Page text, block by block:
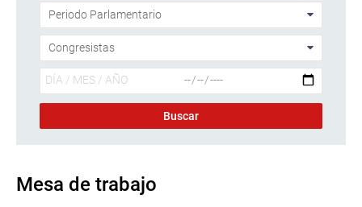
Mesa de trabajo